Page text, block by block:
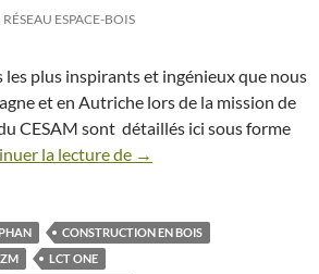
RÉSEAU ESPACE-BOIS
les plus inspirants et ingénieux que nous
et en Autriche lors de la mission de
CESAM sont détaillés ici sous forme
la lecture de Études de cas –
→
CONSTRUCTION EN BOIS
LCT ONE